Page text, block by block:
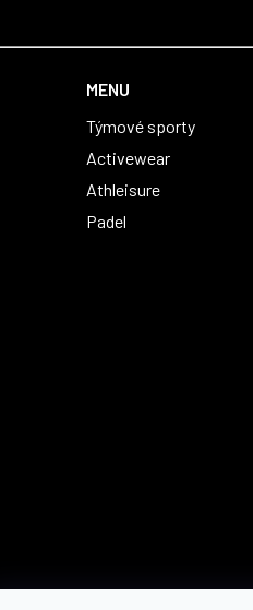
MENU
Týmové sporty
Activewear
Athleisure
Padel